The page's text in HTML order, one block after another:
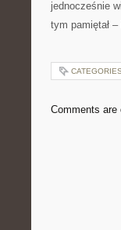
jednocześnie
tym pamiętał
Comments are